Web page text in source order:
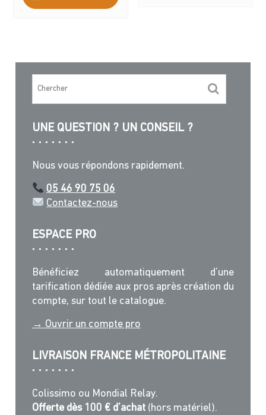
UNE QUESTION ? UN CONSEIL ?
Nous vous répondons rapidement.
05 46 90 75 06
Contactez-nous
ESPACE PRO
Bénéficiez automatiquement d’une
tarification dédiée aux pros après création du
compte, sur tout le catalogue.
→ Ouvrir un compte pro
LIVRAISON FRANCE MÉTROPOLITAINE
Colissimo ou Mondial Relay.
Offerte dès 100 € d’achat (hors matériel).